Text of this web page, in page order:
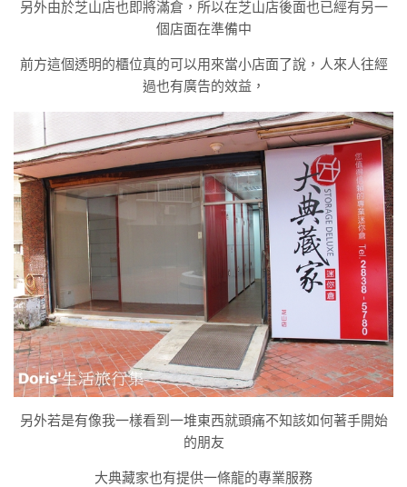
另外由於芝山店也即將滿倉，所以在芝山店後面也已經有另一
個店面在準備中
前方這個透明的櫃位真的可以用來當小店面了說，人來人往經
過也有廣告的效益，
另外若是有像我一樣看到一堆東西就頭痛不知該如何著手開始
的朋友
大典藏家也有提供一條龍的專業服務